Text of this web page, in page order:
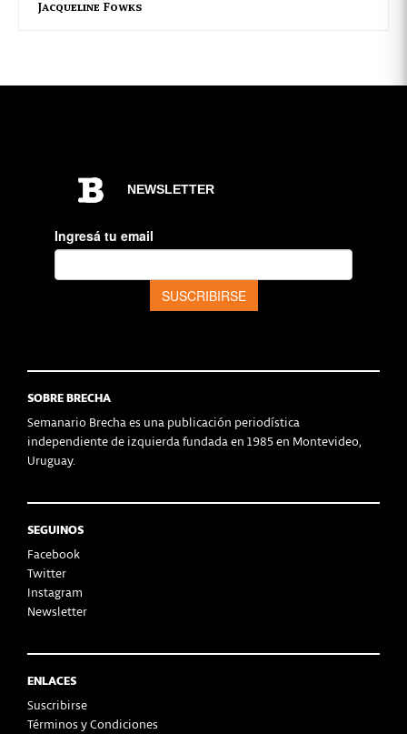
Jacqueline Fowks
SOBRE BRECHA
Semanario Brecha es una publicación periodística
independiente de izquierda fundada en 1985 en Montevideo,
Uruguay.
SEGUINOS
Facebook
Twitter
Instagram
Newsletter
ENLACES
Suscribirse
Términos y Condiciones